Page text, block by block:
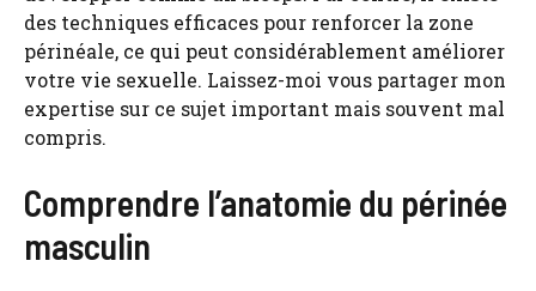
des techniques efficaces pour renforcer la zone
périnéale, ce qui peut considérablement améliorer
votre vie sexuelle. Laissez-moi vous partager mon
expertise sur ce sujet important mais souvent mal
compris.
Comprendre l’anatomie du périnée
masculin